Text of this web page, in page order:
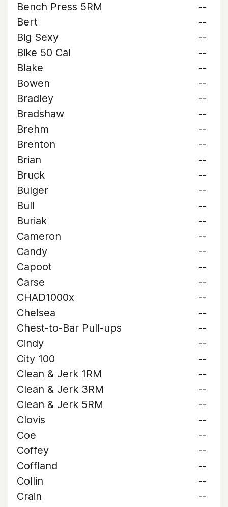
Bench Press 5RM
--
Bert
--
Big Sexy
--
Bike 50 Cal
--
Blake
--
Bowen
--
Bradley
--
Bradshaw
--
Brehm
--
Brenton
--
Brian
--
Bruck
--
Bulger
--
Bull
--
Buriak
--
Cameron
--
Candy
--
Capoot
--
Carse
--
CHAD1000x
--
Chelsea
--
Chest-to-Bar Pull-ups
--
Cindy
--
City 100
--
Clean & Jerk 1RM
--
Clean & Jerk 3RM
--
Clean & Jerk 5RM
--
Clovis
--
Coe
--
Coffey
--
Coffland
--
Collin
--
Crain
--